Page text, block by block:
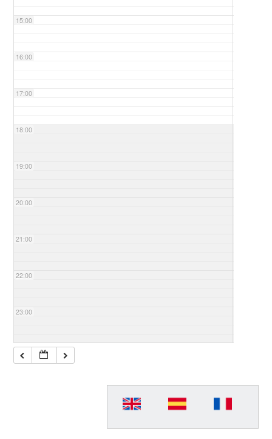
15:00
16:00
17:00
18:00
19:00
20:00
21:00
22:00
23:00